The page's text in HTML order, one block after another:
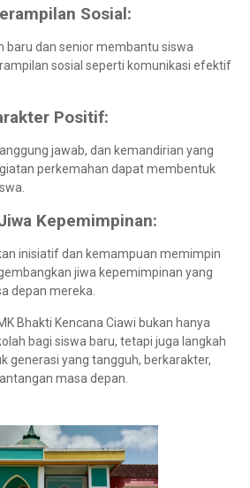
Sosial:
baru dan senior membantu siswa
sosial seperti komunikasi efektif
Positif:
jawab, dan kemandirian yang
perkemahan dapat membentuk
Kepemimpinan:
inisiatif dan kemampuan memimpin
jiwa kepemimpinan yang
depan mereka.
Bhakti Kencana Ciawi bukan hanya
bagi siswa baru, tetapi juga langkah
generasi yang tangguh, berkarakter,
masa depan.